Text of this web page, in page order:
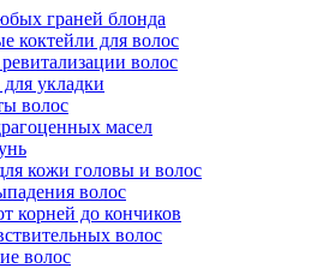
граней блонда
коктейли для волос
волос
укладки
волос
масел
кожи головы и волос
волос
корней до кончиков
волос
волос